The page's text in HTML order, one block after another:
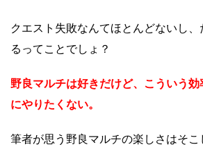
クエスト失敗なんてほとんどないし
るってことでしょ？
野良マルチは好きだけど、こういう
にやりたくない。
筆者が思う野良マルチの楽しさはそこ